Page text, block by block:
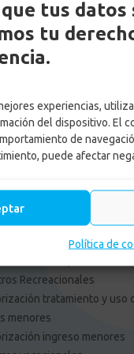
tus
tu
experiencias,
del dispositivo. El
de
puede afectar
Política de
Externos
tu opinión es importante
con nosotros
de Gestión y Colocación
tratamiento de datos
de Privacidad
normas y
Recreacionales
tratamiento y uso
menores
ingreso menores